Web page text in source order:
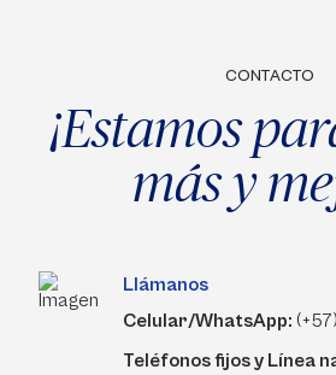
CONTACTO
¡Estamos
más y
Llámanos
Celular/WhatsApp:
Teléfonos fijos y Línea